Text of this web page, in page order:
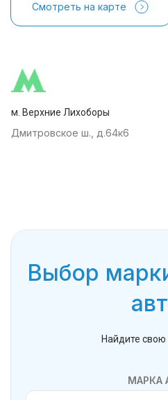
Смотреть на карте
м. Верхние Лихоборы
Дмитровское ш., д.64к6
Выбор
Найдите свою
МАРКА